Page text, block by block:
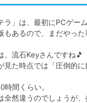
ラ」は、最初にPCゲー
もあるので、まだやっ
、流石Keyさんですね🎵
見た時点では「圧倒的に
間くらい。
全然違うのでしょうが、